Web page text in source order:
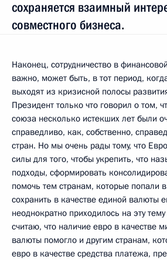
сохраняется взаимный
совместного бизнеса.
Наконец, сотрудничество в
важно, может быть, в тот период,
выходят из кризисной полосы
Президент только что говорил о том,
союза несколько истекших лет были
справедливо, как, собственно,
стран. Но мы очень рады тому, что
силы для того, чтобы укрепить, что
подходы, сформировать
помочь тем странам, которые попали
сохранить в качестве единой валюты
неоднократно приходилось на эту
считаю, что наличие евро в качестве
валюты помогло и другим странам,
евро в качестве средства платежа,